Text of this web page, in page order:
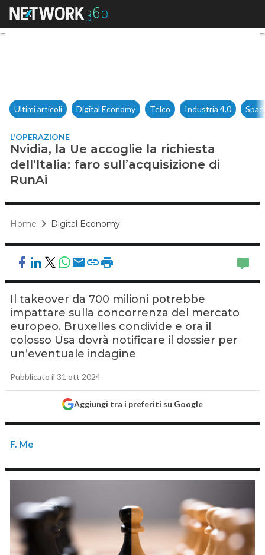
Nvidia, la Ue accoglie la
Ultimi articoli Digital Economy Telco Industria 4.0
L'OPERAZIONE
Nvidia, la Ue accoglie la richiesta
dell’Italia: faro sull’acquisizione di
RunAi
Home Digital Economy
Il takeover da 700 milioni potrebbe
impattare sulla concorrenza del mercato
europeo. Bruxelles condivide e ora il
colosso Usa dovrà notificare il dossier per
un’eventuale indagine
Pubblicato il 31 ott 2024
Aggiungi tra i preferiti su Google
F. Me